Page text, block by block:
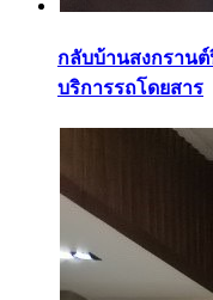
กลับบ้านสงกราน
บริการรถโดยสาร